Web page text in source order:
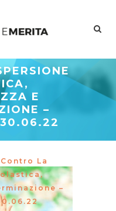
E
–
Contro La
–